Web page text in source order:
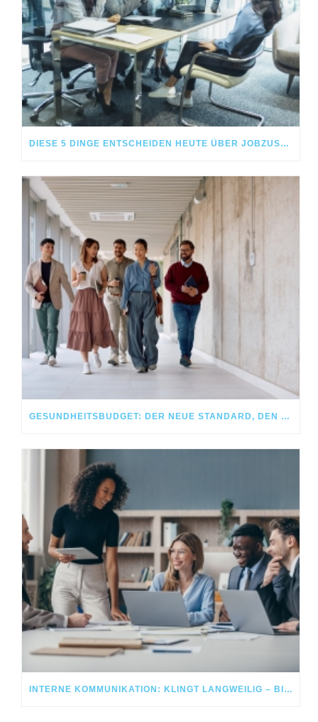
DIESE 5 DINGE ENTSCHEIDEN HEUTE ÜBER JOBZUSAGEN – NICHT DAS GEHALT
GESUNDHEITSBUDGET: DER NEUE STANDARD, DEN MITARBEITENDE HEUTE ERWARTEN
INTERNE KOMMUNIKATION: KLINGT LANGWEILIG – BIS SIE FUNKTIONIERT UND IHR HR-TEAM ENTLASTET